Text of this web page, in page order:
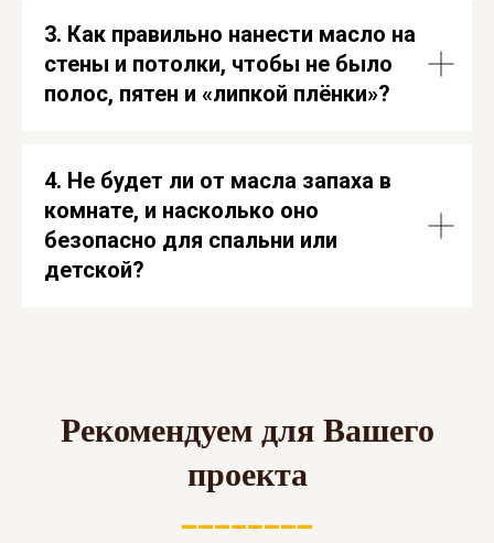
3. Как правильно нанести масло на
стены и потолки, чтобы не было
полос, пятен и «липкой плёнки»?
4. Не будет ли от масла запаха в
комнате, и насколько оно
безопасно для спальни или
детской?
Рекомендуем для Вашего
проекта